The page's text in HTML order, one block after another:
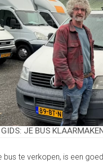
JE BUS
bus te verkopen, is een